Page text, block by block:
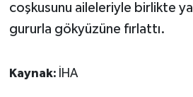
coşkusunu aileleriyle birlikte
gururla gökyüzüne fırlattı.
Kaynak: İHA